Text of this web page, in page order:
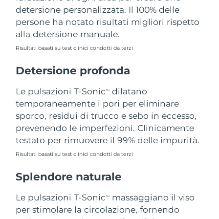
detersione personalizzata. Il 100% delle
persone ha notato risultati migliori rispetto
alla detersione manuale.
Risultati basati su test clinici condotti da terzi
Detersione profonda
Le pulsazioni T-SonicTM
dilatano
temporaneamente i pori per eliminare
sporco, residui di trucco e sebo in eccesso,
prevenendo le imperfezioni. Clinicamente
testato per rimuovere il 99% delle impurità.
Risultati basati su test clinici condotti da terzi
Splendore naturale
Le pulsazioni T-SonicTM
massaggiano il viso
per stimolare la circolazione, fornendo
Filippine Consegna stimata
Polonia
Qatar Consegna stimata
Riunione Consegna stimata 8/15/26
Romania Consegna stimata
Russia
Arabia Saudita Consegna stimata 8/11/26
Singapore Consegna stimata